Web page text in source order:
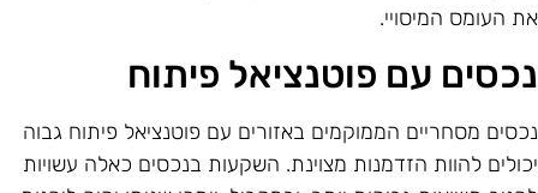
העומס המיסויי.
עם פוטנציאל פיתוח
מסחריים הממוקמים באזורים עם פוטנציאל פיתוח גבוה
להוות הזדמנות מצוינת. השקעות בנכסים כאלה עשויות